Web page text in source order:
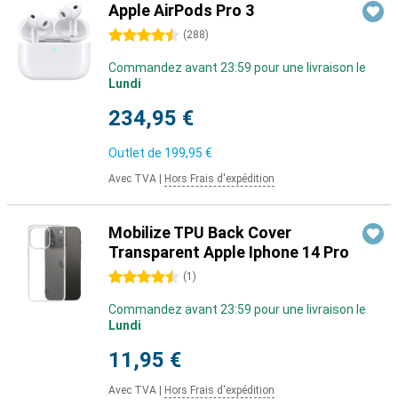
Apple AirPods Pro 3
4.5 étoiles (288)
Commandez avant 23:59 pour une livraison le
Lundi
234,95 €
Outlet de 199,95 €
Avec TVA Hors Frais d'expédition
Mobilize TPU Back Cover
Transparent Apple Iphone 14 Pro
4.5 étoiles (1 )
Commandez avant 23:59 pour une livraison le
Lundi
11,95 €
Avec TVA Hors Frais d'expédition